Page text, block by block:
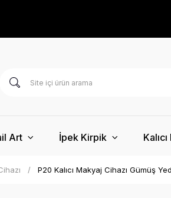
Art İpek Kirpik
P20 Kalıcı Makyaj Cihazı Gümüş